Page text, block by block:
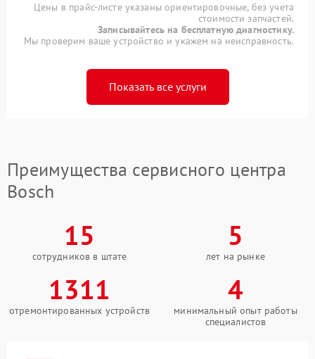
Цены в прайс-листе указаны ориентировочные, без учета
стоимости запчастей.
Записывайтесь на бесплатную диагностику.
Мы проверим ваше устройство и укажем на неисправность.
Показать все услуги
Преимущества сервисного центра
Bosch
15
сотрудников в штате
5
лет на рынке
1311
отремонтированных устройств
4
минимальный опыт работы
специалистов